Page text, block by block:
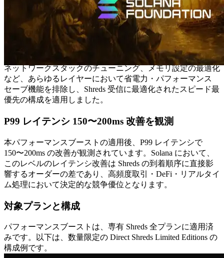
サーバーの世界では、安定性・電力効率・汎用性を優先する
保守的な設計が一般的です。しかし、Shredstream の受信と
配信という 1ms を競う高頻度処理においては、これらの保
守的な設定がそのままパフォーマンスの天井となります。
ERPC の専有 Shreds では、CPU C-state の無効化、CPU ガバ
ナーの performance 固定、カーネルパラメータの最適化、
ネットワークスタックのチューニング、メモリ設定の最適化
など、あらゆるレイヤーにおいて省電力・パフォーマンス
セーブ機能を排除し、Shreds 受信に最適化されたスピード最
優先の構成を適用しました。
P99 レイテンシ 150〜200ms 改善を観測
本パフォーマンスブーストの適用後、P99 レイテンシで
150〜200ms の改善が観測されています。Solana において、
このレベルのレイテンシ改善は Shreds の到着順序に直接影
響するオーダーの差であり、高頻度取引・DeFi・リアルタイ
ム処理において決定的な競争優位となります。
対象プランと構成
パフォーマンスブーストは、専有 Shreds 全プランに適用済
みです。以下は、数量限定の Direct Shreds Limited Editions の
構成例です。